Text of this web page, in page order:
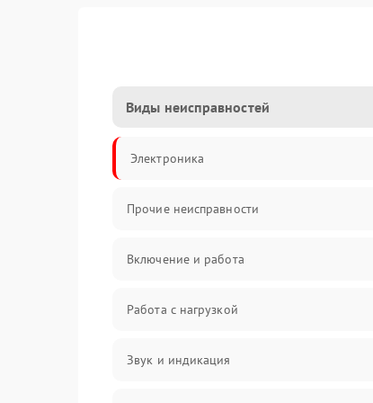
Виды неисправностей
Электроника
Прочие неисправности
Включение и работа
Работа с нагрузкой
Звук и индикация